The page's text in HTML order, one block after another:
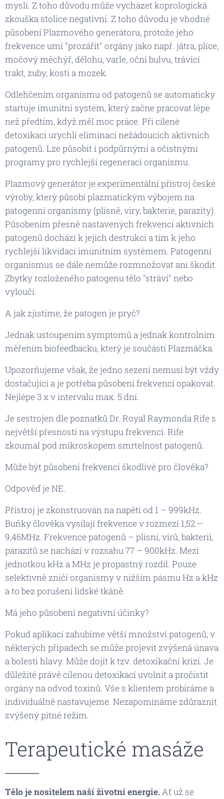
myslí. Z toho důvodu může vycházet koprologická
zkouška stolice negativní. Z toho důvodu je vhodné
působení Plazmového generátoru, protože jeho
frekvence umí "prozářit" orgány jako např. játra, plíce,
močový měchýř, dělohu, varle, oční bulvu, trávicí
trakt, zuby, kosti a mozek.
​Odlehčením organismu od patogenů se automaticky
startuje imunitní systém, který začne pracovat lépe
než předtím, když měl moc práce. Při cílené
detoxikaci urychlí eliminaci nežádoucích aktivních
patogenů. Lze působit i podpůrnými a očistnými
programy pro rychlejší regeneraci organismu.
​Plazmový generátor je experimentální přístroj české
výroby, který působí plazmatickým výbojem na
patogenní organismy (plísně, viry, bakterie, parazity).
Působením přesně nastavených frekvencí aktivních
patogenů dochází k jejich destrukci a tím k jeho
rychlejší likvidaci imunitním systémem. Patogenní
organismus se dále nemůže rozmnožovat ani škodit.
Zbytky rozloženého patogenu tělo "stráví" nebo
vyloučí.
A jak zjistíme, že patogen je pryč?
Jednak ustoupením symptomů a jednak kontrolním
měřením biofeedbacku, který je součástí Plazmáčka.
Upozorňujeme však, že jedno sezení nemusí být vždy
dostačující a je potřeba působení frekvencí opakovat.
Nejlépe 3 x v intervalu max. 5 dní.
​Je sestrojen dle poznatků Dr. Royal Raymonda Rife s
největší přesností na výstupu frekvencí. Rife
zkoumal pod mikroskopem smrtelnost patogenů.
Může být působení frekvencí škodlivé pro člověka?
Odpověď je NE.
​Přístroj je zkonstruován na napětí od 1 – 999kHz.
Buňky člověka vysílají frekvence v rozmezí 1,52 –
9,46MHz. Frekvence patogenů – plísní, virů, bakterií,
parazitů se nachází v rozsahu 77 – 900kHz. Mezi
jednotkou kHz a MHz je propastný rozdíl. Pouze
selektivně zničí organismy v nižším pásmu Hz a kHz
a to bez porušení lidské tkáně.
Má jeho působení negativní účinky?
Pokud aplikací zahubíme větší množství patogenů, v
některých případech se může projevit zvýšená únava
a bolesti hlavy. Může dojít k tzv. detoxikační krizi. Je
důležité právě cílenou detoxikací uvolnit a pročistit
orgány na odvod toxinů. Vše s klientem probíráme a
individuálně nastavujeme. Nezapomínáme zdůraznit
zvýšený pitné režim.
Terapeutické masáže
Tělo je nositelem naší životní energie.Ať už se